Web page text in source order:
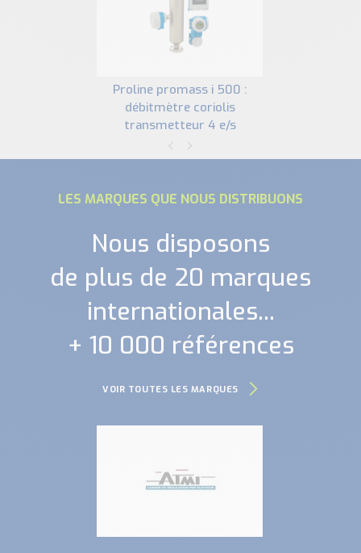
proline promass i 500 :
débitmètre coriolis
transmetteur 4 e/s
LES MARQUES QUE NOUS DISTRIBUONS
Nous disposons
de plus de 20 marques
internationales...
+ 10 000 références
VOIR TOUTES LES MARQUES